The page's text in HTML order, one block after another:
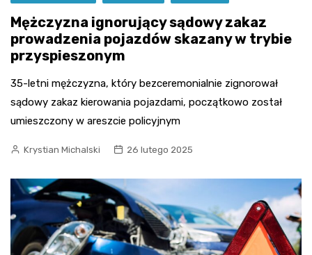
Mężczyzna ignorujący sądowy zakaz
prowadzenia pojazdów skazany w trybie
przyspieszonym
35-letni mężczyzna, który bezceremonialnie zignorował
sądowy zakaz kierowania pojazdami, początkowo został
umieszczony w areszcie policyjnym
Krystian Michalski 26 lutego 2025